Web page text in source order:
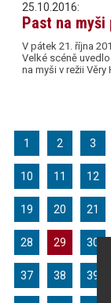
25.10.2016:
Past na myši
V pátek 21. října
Velké scéně
na myši v režii Věry
1 2 3
10 11 12
19 20 21
28 29 30
37 38 39